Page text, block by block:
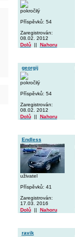
pokročilý
Příspěvků: 54
Zaregistrován:
08.02. 2012
Dolů|| Nahoru
georgij
pokročilý
Příspěvků: 54
Zaregistrován:
08.02. 2012
Dolů|| Nahoru
Endless
uživatel
Příspěvků: 41
Zaregistrován:
17.03. 2016
Dolů|| Nahoru
ravik